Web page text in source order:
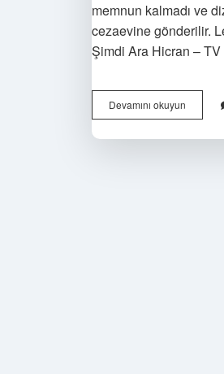
memnun kalmadı ve
cezaevine gönderilir.
Şimdi Ara Hicran –
Devamını okuyun
Neden